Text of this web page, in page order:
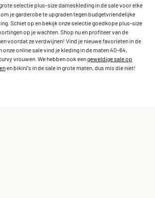
selectie plus-size dameskleding in de sale voor elke
je garderobe te upgraden tegen budgetvriendelijke
Schiet op en bekijk onze selectie goedkope plus-size
op je wachten. Shop nu en profiteer van de
voordat ze verdwijnen! Vind je nieuwe favorieten in de
online sale vind je kleding in de maten 40-64,
vrouwen. We hebben ook eengeweldige sale op
en bikini's in de sale in grote maten, dus mis die niet!